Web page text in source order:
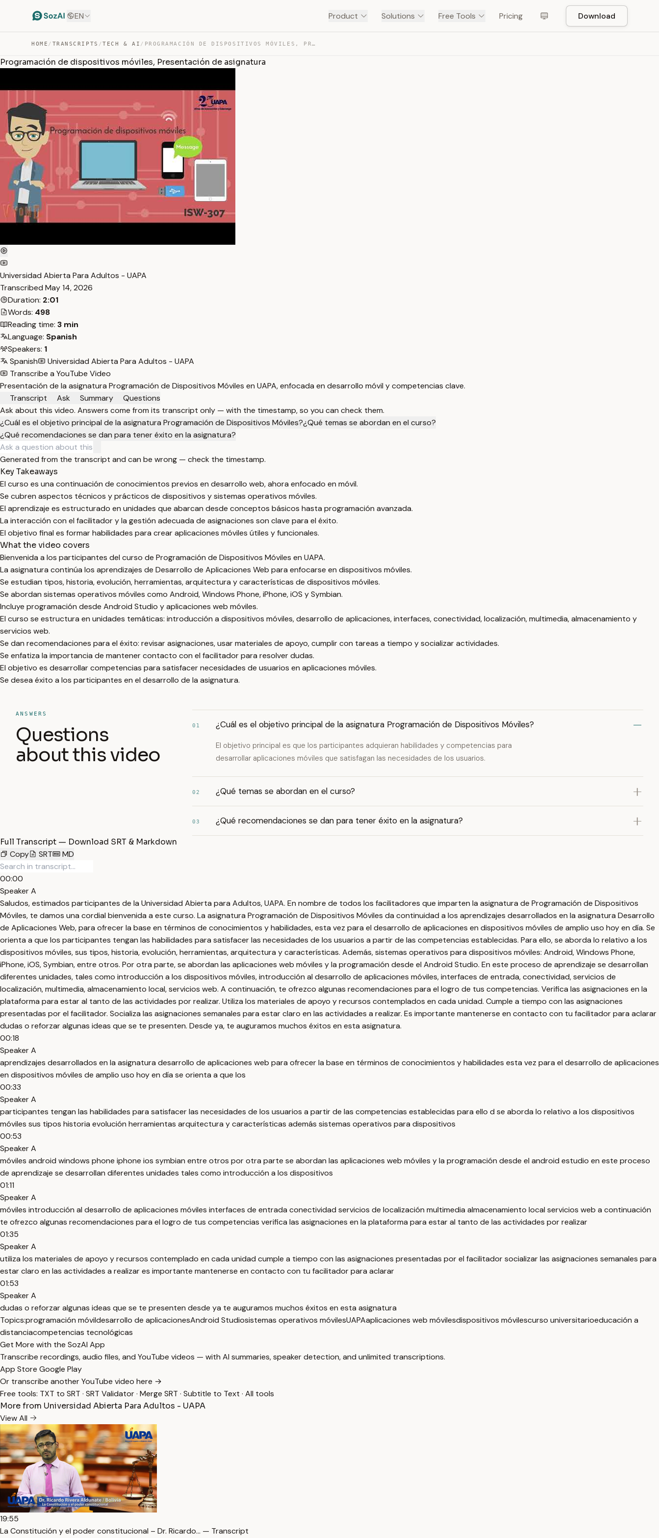
EN Product Solutions Free Tools Pricing Download
HOME / TRANSCRIPTS /TECH & AI / PROGRAMACIÓN DE DISPOSITIVOS MÓVILES, PRESENTACIÓN DE A… — TRANSCRIPT
Programación de dispositivos móviles, Presentación de asignatura
Universidad Abierta Para Adultos - UAPA
Transcribed May 14, 2026
Duration: 2:01
Words: 498
Reading time: 3 min
Language: Spanish
Speakers: 1
Spanish
Universidad Abierta Para Adultos - UAPA
Transcribe a YouTube Video
Presentación de la asignatura Programación de Dispositivos Móviles en UAPA, enfocada en desarrollo móvil y competencias clave.
Transcript
Ask Summary
Questions
Ask about this video. Answers come from its transcript only — with the timestamp, so you can check them.
¿Cuál es el objetivo principal de la asignatura Programación de Dispositivos Móviles?¿Qué temas se abordan en el curso?
¿Qué recomendaciones se dan para tener éxito en la asignatura?
Generated from the transcript and can be wrong — check the timestamp.
Key Takeaways
El curso es una continuación de conocimientos previos en desarrollo web, ahora enfocado en móvil.
Se cubren aspectos técnicos y prácticos de dispositivos y sistemas operativos móviles.
El aprendizaje es estructurado en unidades que abarcan desde conceptos básicos hasta programación avanzada.
La interacción con el facilitador y la gestión adecuada de asignaciones son clave para el éxito.
El objetivo final es formar habilidades para crear aplicaciones móviles útiles y funcionales.
What the video covers
Bienvenida a los participantes del curso de Programación de Dispositivos Móviles en UAPA.
La asignatura continúa los aprendizajes de Desarrollo de Aplicaciones Web para enfocarse en dispositivos móviles.
Se estudian tipos, historia, evolución, herramientas, arquitectura y características de dispositivos móviles.
Se abordan sistemas operativos móviles como Android, Windows Phone, iPhone, iOS y Symbian.
Incluye programación desde Android Studio y aplicaciones web móviles.
El curso se estructura en unidades temáticas: introducción a dispositivos móviles, desarrollo de aplicaciones, interfaces, conectividad, localización, multimedia, almacenamiento y
servicios web.
Se dan recomendaciones para el éxito: revisar asignaciones, usar materiales de apoyo, cumplir con tareas a tiempo y socializar actividades.
Se enfatiza la importancia de mantener contacto con el facilitador para resolver dudas.
El objetivo es desarrollar competencias para satisfacer necesidades de usuarios en aplicaciones móviles.
Se desea éxito a los participantes en el desarrollo de la asignatura.
ANSWERS
Questions
about this video
01 ¿Cuál es el objetivo principal de la asignatura Programación de Dispositivos Móviles?
El objetivo principal es que los participantes adquieran habilidades y competencias para
desarrollar aplicaciones móviles que satisfagan las necesidades de los usuarios.
02 ¿Qué temas se abordan en el curso?
03 ¿Qué recomendaciones se dan para tener éxito en la asignatura?
Full Transcript — Download SRT & Markdown
Copy
SRT MD
00:00
Speaker A
Saludos, estimados participantes de la Universidad Abierta para Adultos, UAPA. En nombre de todos los facilitadores que imparten la asignatura de Programación de Dispositivos
Móviles, te damos una cordial bienvenida a este curso. La asignatura Programación de Dispositivos Móviles da continuidad a los aprendizajes desarrollados en la asignatura Desarrollo
de Aplicaciones Web, para ofrecer la base en términos de conocimientos y habilidades, esta vez para el desarrollo de aplicaciones en dispositivos móviles de amplio uso hoy en día. Se
orienta a que los participantes tengan las habilidades para satisfacer las necesidades de los usuarios a partir de las competencias establecidas. Para ello, se aborda lo relativo a los
dispositivos móviles, sus tipos, historia, evolución, herramientas, arquitectura y características. Además, sistemas operativos para dispositivos móviles: Android, Windows Phone,
iPhone, iOS, Symbian, entre otros. Por otra parte, se abordan las aplicaciones web móviles y la programación desde el Android Studio. En este proceso de aprendizaje se desarrollan
diferentes unidades, tales como introducción a los dispositivos móviles, introducción al desarrollo de aplicaciones móviles, interfaces de entrada, conectividad, servicios de
localización, multimedia, almacenamiento local, servicios web. A continuación, te ofrezco algunas recomendaciones para el logro de tus competencias. Verifica las asignaciones en la
plataforma para estar al tanto de las actividades por realizar. Utiliza los materiales de apoyo y recursos contemplados en cada unidad. Cumple a tiempo con las asignaciones
presentadas por el facilitador. Socializa las asignaciones semanales para estar claro en las actividades a realizar. Es importante mantenerse en contacto con tu facilitador para aclarar
dudas o reforzar algunas ideas que se te presenten. Desde ya, te auguramos muchos éxitos en esta asignatura.
00:18
Speaker A
aprendizajes desarrollados en la asignatura desarrollo de aplicaciones web para ofrecer la base en términos de conocimientos y habilidades esta vez para el desarrollo de aplicaciones
en dispositivos móviles de amplio uso hoy en día se orienta a que los
00:33
Speaker A
participantes tengan las habilidades para satisfacer las necesidades de los usuarios a partir de las competencias establecidas para ello d se aborda lo relativo a los dispositivos
móviles sus tipos historia evolución herramientas arquitectura y características además sistemas operativos para dispositivos
00:53
Speaker A
móviles android windows phone iphone ios symbian entre otros por otra parte se abordan las aplicaciones web móviles y la programación desde el android estudio en este proceso
de aprendizaje se desarrollan diferentes unidades tales como introducción a los dispositivos
01:11
Speaker A
móviles introducción al desarrollo de aplicaciones móviles interfaces de entrada conectividad servicios de localización multimedia almacenamiento local servicios web a continuación
te ofrezco algunas recomendaciones para el logro de tus competencias verifica las asignaciones en la plataforma para estar al tanto de las actividades por realizar
01:35
Speaker A
utiliza los materiales de apoyo y recursos contemplado en cada unidad cumple a tiempo con las asignaciones presentadas por el facilitador socializar las asignaciones semanales para
estar claro en las actividades a realizar es importante mantenerse en contacto con tu facilitador para aclarar
01:53
Speaker A
dudas o reforzar algunas ideas que se te presenten desde ya te auguramos muchos éxitos en esta asignatura
Topics:programación móvildesarrollo de aplicacionesAndroid Studiosistemas operativos móvilesUAPAaplicaciones web móvilesdispositivos móvilescurso universitarioeducación a
distanciacompetencias tecnológicas
Get More with the SozAI App
Transcribe recordings, audio files, and YouTube videos — with AI summaries, speaker detection, and unlimited transcriptions.
App Store Google Play
Or transcribe another YouTube video here →
Free tools: TXT to SRT · SRT Validator· Merge SRT · Subtitle to Text · All tools
More from Universidad Abierta Para Adultos - UAPA
View All
19:55
La Constitución y el poder constitucional – Dr. Ricardo… — Transcript